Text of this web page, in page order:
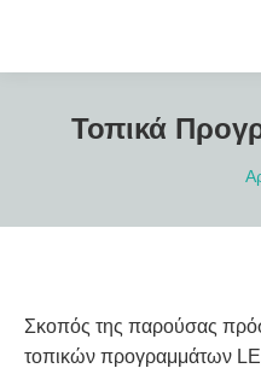
Τοπικά
Σκοπός της παρούσας
τοπικών προγραμμάτων